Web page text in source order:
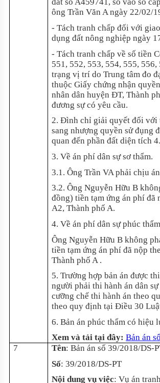
ông Trần Văn A ngày 22/02/
- Tách tranh chấp đối với
dụng đất nông nghiệp ngày
- Tách tranh chấp về số tiền
551, 552, 553, 554, 555,
trạng vị trí do Trung tâm đo
thuộc Giấy chứng nhận
nhân dân huyện ĐT, Thành
đương sự có yêu cầu.
2. Đình chỉ giải quyết đối với
sang nhượng quyền sử đụng
quan đến phần đất diện tích
3. Về án phí dân sự sơ thẩm.
3.1. Ông Trần VA phải chịu
3.2. Ông Nguyễn Hữu B
đồng) tiền tạm ứng án phí đã
A2, Thành phố A.
4. Về án phí dân sự phúc
Ông Nguyễn Hữu B không
tiền tạm ứng án phí đã nộp
Thành phố A .
5. Trường hợp bản án được
người phải thi hành án dân
cưỡng chế thi hành án theo
theo quy định tại Điều 30
6. Bản án phúc thẩm có hiệu
Xem và tải tại đây: Bản án
7
Tên: Bản án số 39/2018/DS-
Số: 39/2018/DS-PT
Nội dung vụ việc: Vụ án